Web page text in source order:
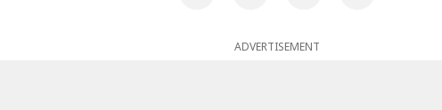
ADVERTISEMENT